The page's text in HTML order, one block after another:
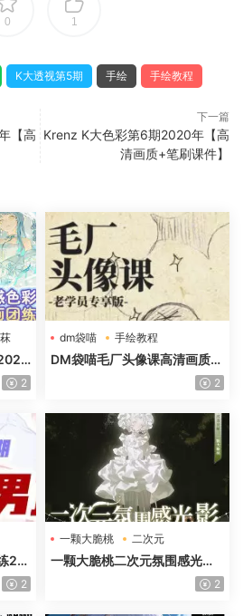
0 1
K大透视第5期 手绘 手绘教程
【高
下一篇
Krenz K大色彩第6期2020年【高
清画质+笔刷课件】
2
dm袋喵
手绘教程
毛厂头像
DM袋喵毛厂头像课高清画质含
2
20
2
一颗大脆桃
二次元
光影特训班
一颗大脆桃二次元氛围感光影
特训班第5期2025年高清画质2